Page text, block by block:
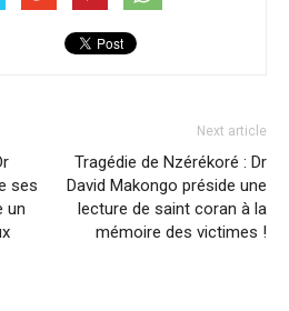
ses
un
Next article
Tragédie de Nzérékoré : Dr
David Makongo préside une
lecture de saint coran à la
mémoire des victimes !